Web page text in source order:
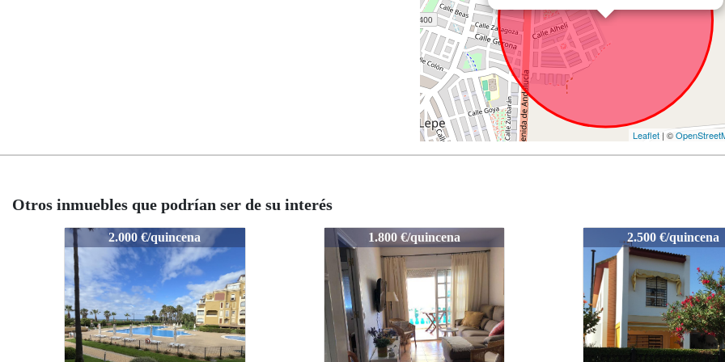
Leaflet | ©
Otros inmuebles que podrían ser de su interés
€/quincena 1003-ACG101.800 €/quincena 1003-ACG10
1003-ACG101.800 €/quincena 1003-ACG10